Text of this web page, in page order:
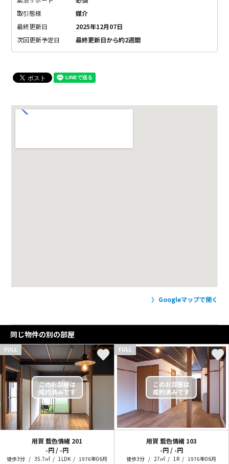
取引態様
媒介
最終更新日
2025年12月07日
次回更新予定日
最終更新日から約2週間
Googleマップで開く
同じ物件の別の部屋
FULL
用賀 藍色情緒 201
-円 / -円
徒歩3分 35.7㎡ 1LDK 1976年06月
FULL
用賀 藍色情緒 103
-円 / -円
徒歩3分 27㎡ 1R
1976年06月